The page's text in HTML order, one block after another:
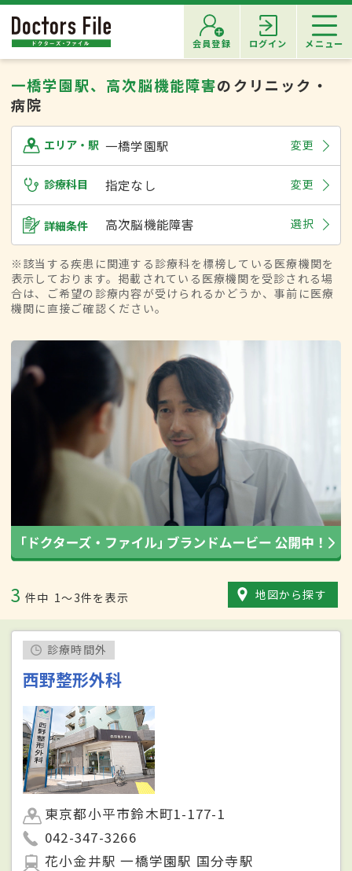
会員登録 ログイン メニュー
一橋学園駅、高次脳機能障害のクリニック・
病院
エリア・駅 一橋学園駅 変更
診療科目 指定なし 変更
詳細条件 高次脳機能障害 選択
※該当する疾患に関連する診療科を標榜している医療機関を
表示しております。掲載されている医療機関を受診される場
合は、ご希望の診療内容が受けられるかどうか、事前に医療
機関に直接ご確認ください。
3 件中 1〜3件を表示 地図から探す
診療時間外
西野整形外科
東京都小平市鈴木町1-177-1
042-347-3266
花小金井駅 一橋学園駅 国分寺駅